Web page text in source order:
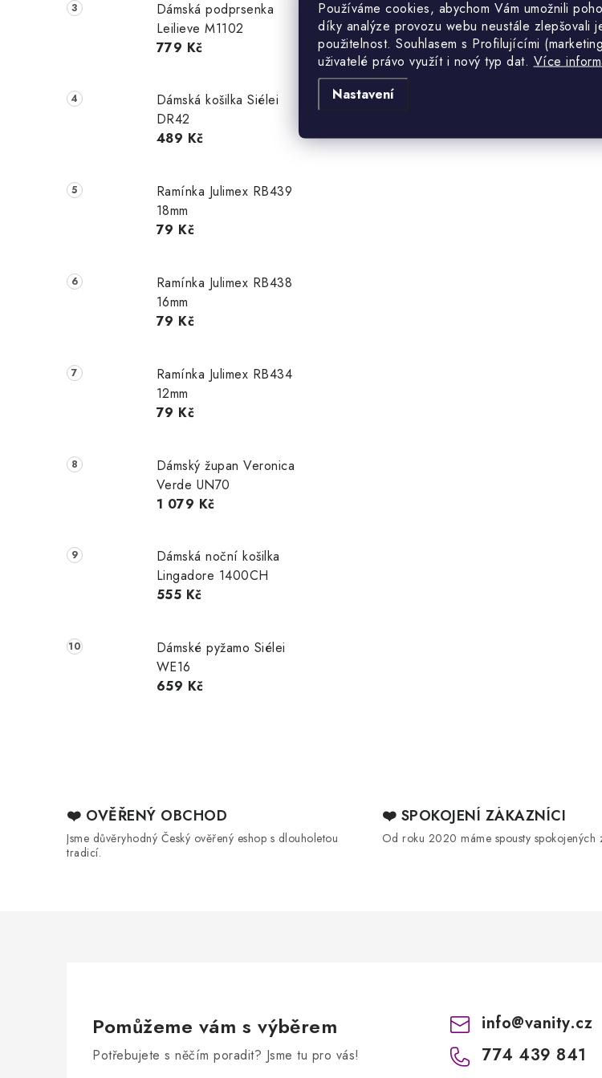
Používáme cookies, abychom Vám umožnili
díky analýze provozu webu neustále zlepšovali
použitelnost. Souhlasem s Profilujícími
uživatelé právo využít i nový typ dat. Více
Nastavení
Dámská podprsenka
Leilieve M1102
779 Kč
Dámská košilka Siélei
DR42
489 Kč
Ramínka Julimex RB439
18mm
79 Kč
Ramínka Julimex RB438
16mm
79 Kč
Ramínka Julimex RB434
12mm
79 Kč
Dámský župan Veronica
Verde UN70
1 079 Kč
Dámská noční košilka
Lingadore 1400CH
555 Kč
Dámské pyžamo Siélei
WE16
659 Kč
s
u
❤️ OVĚŘENÝ OBCHOD
Jsme důvěryhodný Český ověřený eshop s dlouholetou
tradicí.
❤️ SPOKOJENÍ ZÁKAZNÍCI
Od roku 2020 máme spousty spokojených
Pomůžeme vám s výběrem
Potřebujete s něčím poradit? Jsme tu pro vás!
info@vanity.cz
774 439 841